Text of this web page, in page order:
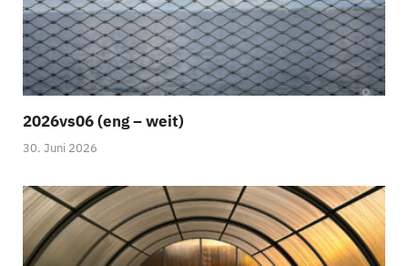
2026vs06 (eng – weit)
30. Juni 2026